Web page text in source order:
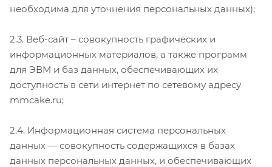
необходима для уточнения персональных данных);
2.3. Веб-сайт – совокупность графических и
информационных материалов, а также программ
для ЭВМ и баз данных, обеспечивающих их
доступность в сети интернет по сетевому адресу
mmcake.ru;
2.4. Информационная система персональных
данных — совокупность содержащихся в базах
данных персональных данных, и обеспечивающих